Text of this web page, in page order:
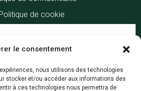
le consentement
nous utilisons des technologies
stocker et/ou accéder aux informations des
à ces technologies nous permettra de
de cookie